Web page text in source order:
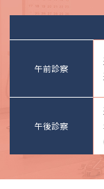
午前診察
午後診察